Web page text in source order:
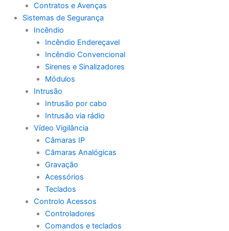
Contratos e Avenças
Sistemas de Segurança
Incêndio
Incêndio Endereçavel
Incêndio Convencional
Sirenes e Sinalizadores
Módulos
Intrusão
Intrusão por cabo
Intrusão via rádio
Vídeo Vigilância
Câmaras IP
Câmaras Analógicas
Gravação
Acessórios
Teclados
Controlo Acessos
Controladores
Comandos e teclados